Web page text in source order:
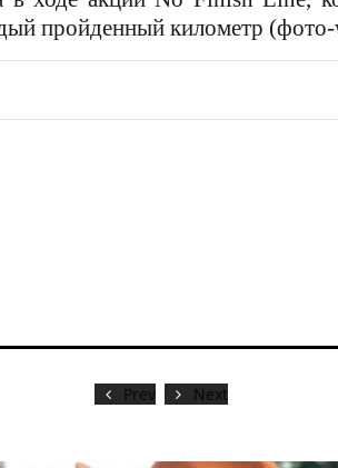
пройденный километр
Prev Next